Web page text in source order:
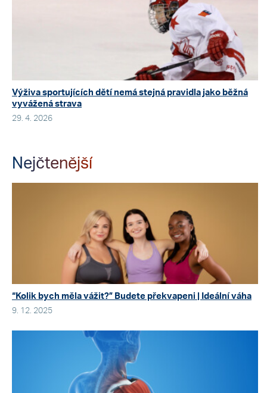
Výživa sportujících dětí nemá stejná pravidla jako běžná
vyvážená strava
29. 4. 2026
Nejčtenější
“Kolik bych měla vážit?” Budete překvapeni | Ideální váha
9. 12. 2025